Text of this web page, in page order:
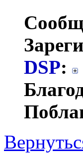
DSP: